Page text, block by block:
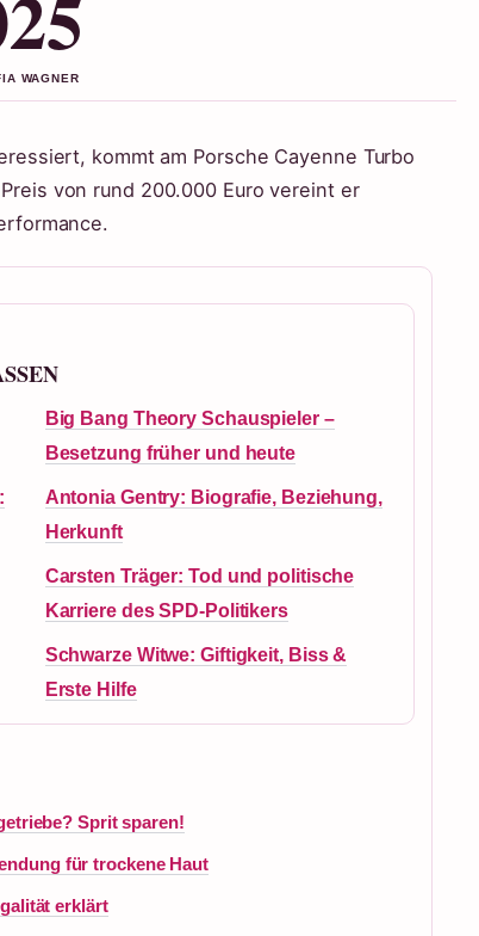
WAGNER
kommt am Porsche Cayenne Turbo
von rund 200.000 Euro vereint er
Big Bang Theory Schauspieler –
Besetzung früher und heute
Antonia Gentry: Biografie, Beziehung,
Herkunft
Carsten Träger: Tod und politische
Karriere des SPD-Politikers
Schwarze Witwe: Giftigkeit, Biss &
Erste Hilfe
Sprit sparen!
für trockene Haut
erklärt